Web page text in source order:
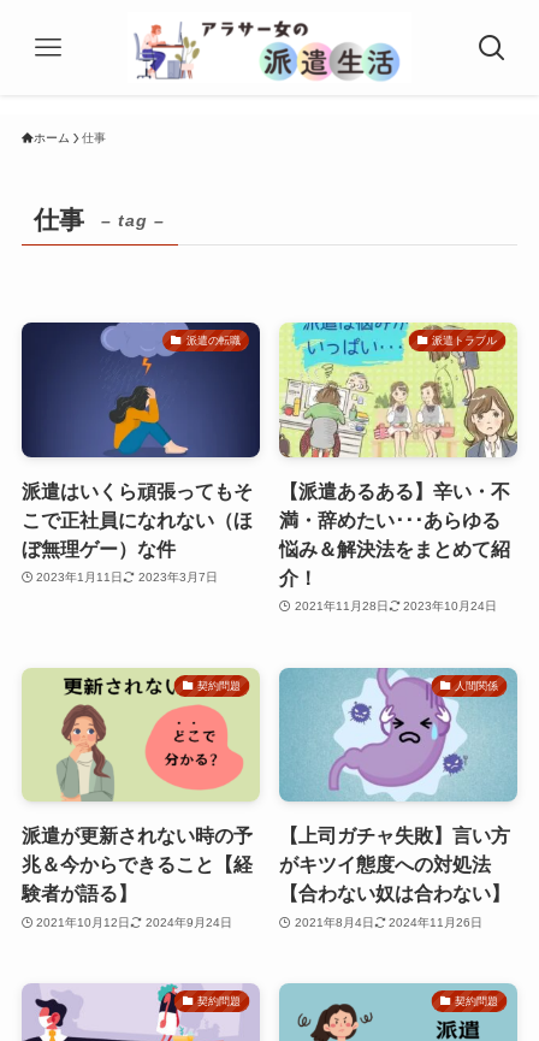
ホーム 仕事
仕事 – tag –
派遣の転職
派遣はいくら頑張ってもそ
こで正社員になれない（ほ
ぼ無理ゲー）な件
2023年1月11日 2023年3月7日
派遣トラブル
【派遣あるある】辛い・不
満・辞めたい･･･あらゆる
悩み＆解決法をまとめて紹
介！
2021年11月28日 2023年10月24日
契約問題
派遣が更新されない時の予
兆＆今からできること【経
験者が語る】
2021年10月12日 2024年9月24日
人間関係
【上司ガチャ失敗】言い方
がキツイ態度への対処法
【合わない奴は合わない】
2021年8月4日 2024年11月26日
契約問題 契約問題